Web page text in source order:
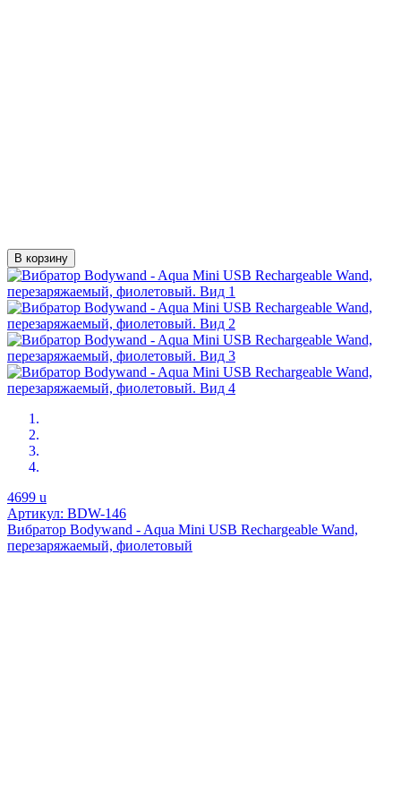
В корзину
4699 u
Артикул: BDW-146
Вибратор Bodywand - Aqua Mini USB Rechargeable Wand,
перезаряжаемый, фиолетовый